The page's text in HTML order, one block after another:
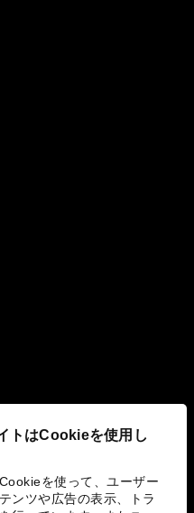
トはCookieを使用し
を使って、ユーザー
ンツや広告の表示、トラ